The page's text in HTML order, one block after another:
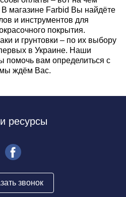
В магазине Farbid Вы найдёте
и инструментов для
покрытия.
и грунтовки – по их выбору
в Украине. Наши
помочь вам определиться с
ждём Вас.
ресурсы
звонок